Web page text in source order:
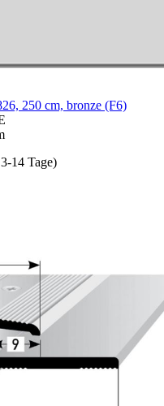
250 cm, bronze (F6)
14 Tage)